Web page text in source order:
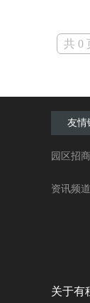
共 0
友情
园区招
资讯频道
关于有